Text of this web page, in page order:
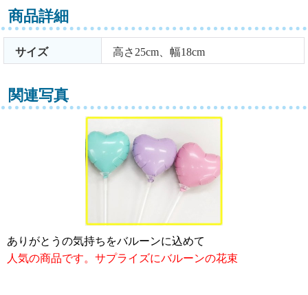
商品詳細
サイズ 高さ25cm、幅18cm
関連写真
ありがとうの気持ちをバルーンに込めて
人気の商品です。サプライズにバルーンの花束